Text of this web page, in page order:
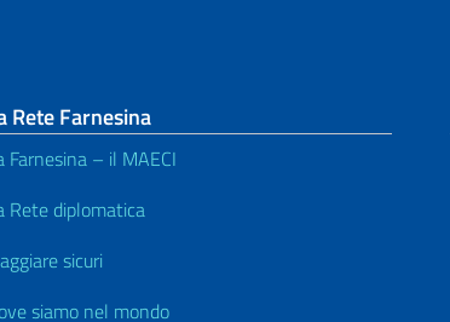
Rete Farnesina
Farnesina – il MAECI
Rete diplomatica
sicuri
siamo nel mondo